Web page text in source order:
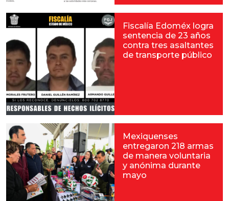
Fiscalía Edoméx logra
sentencia de 23 años
contra tres asaltantes
de transporte público
Mexiquenses
entregaron 218 armas
de manera voluntaria
y anónima durante
mayo